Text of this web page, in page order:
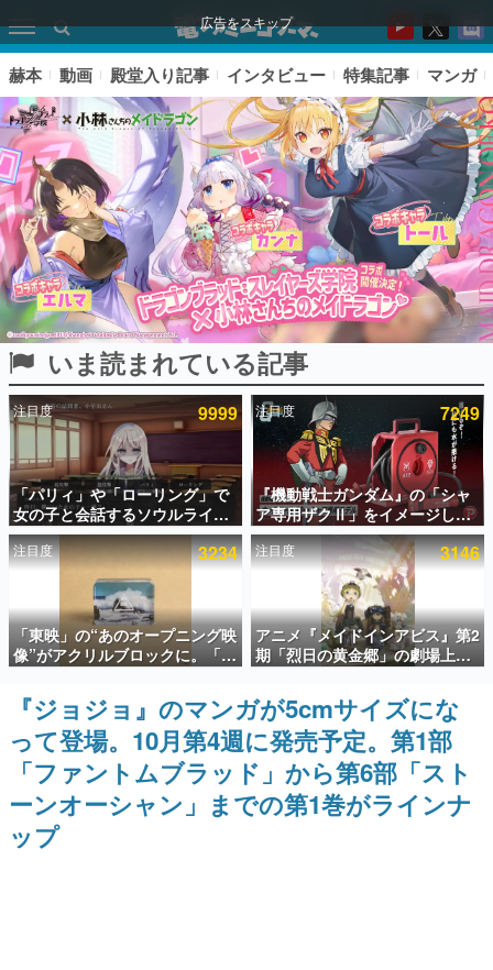
広告をスキップ
ピックアップ
電ファミのいま読まれている記事ランキング
アプリセール情報
インタビュー
連載・特集一覧
殿堂入り記事
SNS拡散数が数千以上！ ページビュー数万以上！ などな
ど。多くの人々に読まれた、電ファミ渾身の“殿堂入り”記
事をまとめました。
ゲームの企画書
名作ゲームクリエイターの方々に製作時のエピソードをお
聞きし、ヒットする企画（ゲーム）とは何か？を探ってい
きます。
赫本
この物語を解いてはいけない。『赫本』は、〈試験問題〉
赫本 動画 殿堂入り記事 インタビュー 特集記事 マンガ
いま読まれている記事
注目度 9999
「パリィ」や「ローリング」で
女の子と会話するソウルライク
恋愛ゲーム『小早川さんはソウ
ルライク』無料公開。返事に失
敗すると「YOU DIED」
注目度 7249
『機動戦士ガンダム』の「シャ
ア専用ザクⅡ」をイメージした
散水ホースリールが予約開始。
本体にはシャアのパーソナルマ
ークやジオン公国軍のエンブレ
ム、型式番号などを配置
注目度 3234
「東映」の“あのオープニング映
像”がアクリルブロックに。「東
映ヒストリカル グッズコレクシ
ョン」が8月下旬より発売
注目度 3146
アニメ『メイドインアビス』第2
期「烈日の黄金郷」の劇場上映
が決定！レグ役・伊瀬茉莉也さ
んらが登壇する舞台挨拶も実施
『ジョジョ』のマンガが5cmサイズにな
って登場。10月第4週に発売予定。第1部
「ファントムブラッド」から第6部「スト
ーンオーシャン」までの第1巻がラインナ
ップ